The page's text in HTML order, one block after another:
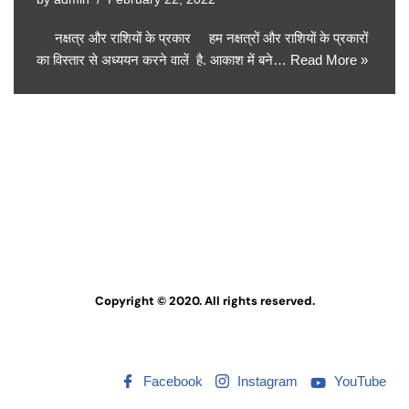
नक्षत्र और राशियों के प्रकार हम नक्षत्रों और राशियों के प्रकारों
का विस्तार से अध्ययन करने वालें है. आकाश में बने… Read More »
Copyright © 2020. All rights reserved.
Facebook Instagram YouTube